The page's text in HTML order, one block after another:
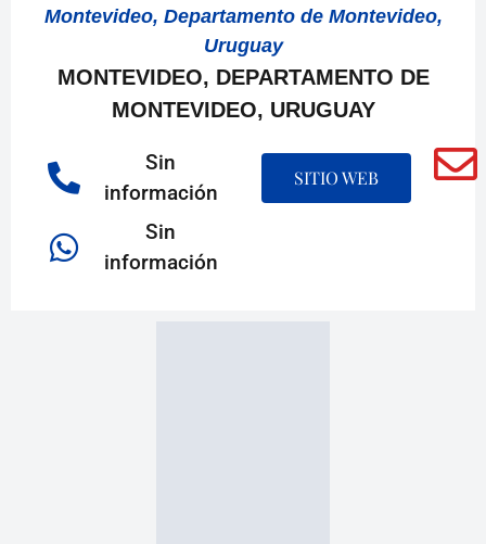
Montevideo, Departamento de Montevideo,
Uruguay
MONTEVIDEO, DEPARTAMENTO DE
MONTEVIDEO, URUGUAY
Sin
información
Sin
información
SITIO WEB